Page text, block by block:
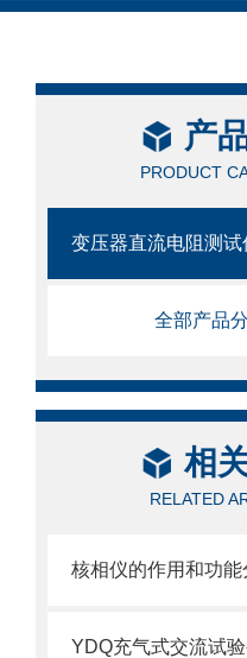
产
PRODUCT
变压器直流电阻测试
全部产品
相
RELATED
YDQ充气式交流试